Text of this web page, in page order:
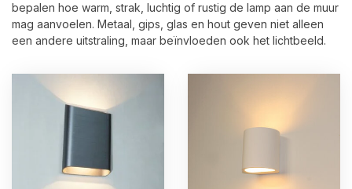
bepalen hoe warm, strak, luchtig of rustig de lamp aan de muur
mag aanvoelen. Metaal, gips, glas en hout geven niet alleen
een andere uitstraling, maar beïnvloeden ook het lichtbeeld.